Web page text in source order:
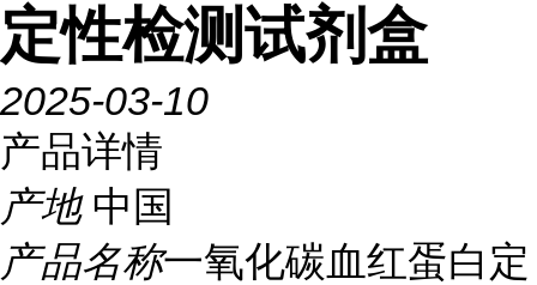
定性检测试剂盒
2025-03-10
产品详情
产地 中国
产品名称一氧化碳血红蛋白定